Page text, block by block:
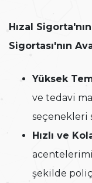
Hızal
Sigortası'nın
Yüksek
ve tedavi
seçenekleri
Hızlı ve
şekilde